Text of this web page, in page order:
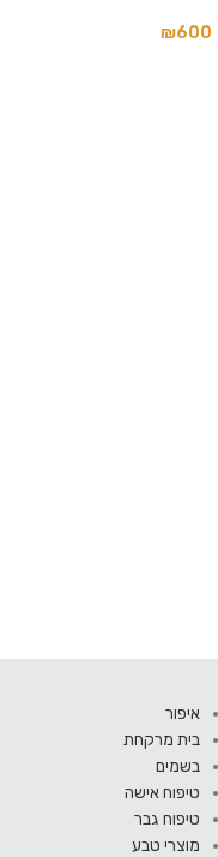
₪600
איפור
בית מרקחת
בשמים
טיפוח אישה
טיפוח גבר
מוצרי טבע